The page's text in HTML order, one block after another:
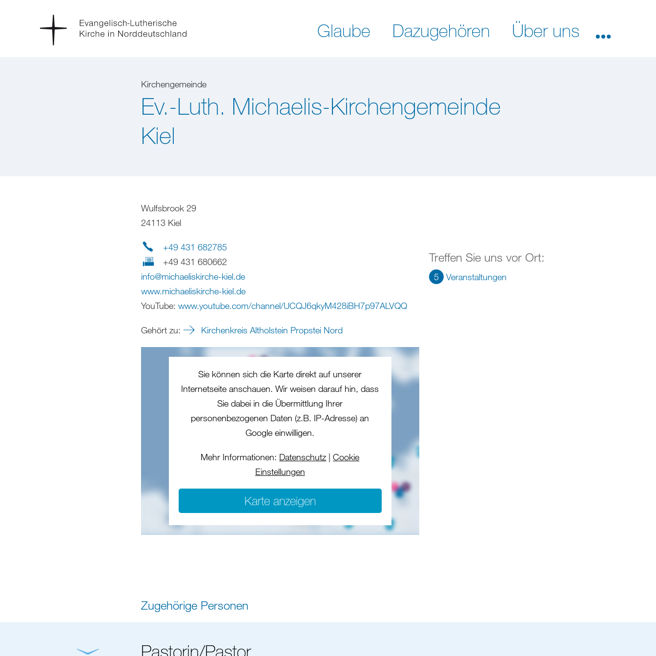
Glaube Dazugehören Über uns
Kirchengemeinde
Ev.-Luth. Michaelis-Kirchengemeinde
Kiel
Wulfsbrook 29
24113 Kiel
+49 431 682785
+49 431 680662
info@michaeliskirche-kiel.de
www.michaeliskirche-kiel.de
YouTube: www.youtube.com/channel/UCQJ6qkyM428iBH7p97ALVQQ
Gehört zu: Kirchenkreis Altholstein Propstei Nord
Sie können sich die Karte direkt auf unserer
Internetseite anschauen. Wir weisen darauf hin, dass
Sie dabei in die Übermittlung Ihrer
personenbezogenen Daten (z.B. IP-Adresse) an
Google einwilligen.
Mehr Informationen: Datenschutz |Cookie
Einstellungen
Karte anzeigen
Treffen Sie uns vor Ort:
5 Veranstaltungen
Zugehörige Personen
Pastorin/Pastor